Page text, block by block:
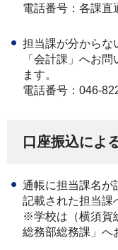
電話番号：各課直
担当課が分からな
「会計課」へお
ます。
電話番号：046-
口座振込によ
通帳に担当課名が
記載された担当課
※学校は（横須賀
総務部総務課」へ